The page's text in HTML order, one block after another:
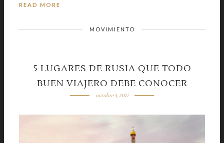
READ MORE
MOVIMIENTO
5 LUGARES DE RUSIA QUE TODO
BUEN VIAJERO DEBE CONOCER
octubre 3, 2017